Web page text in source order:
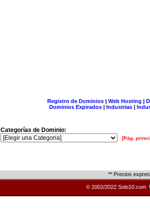
Registro de Dominios| Web Hosting |
Dominios Expirados | Industrias |
Categorías de Dominio:
[Pág.
** Precios
© 2002/2022 Solo10.com